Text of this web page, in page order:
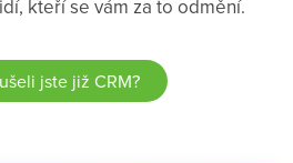
kteří se vám za to odmění.
jste již CRM?